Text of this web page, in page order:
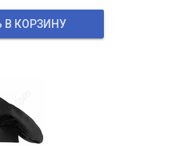
В КОРЗИНУ